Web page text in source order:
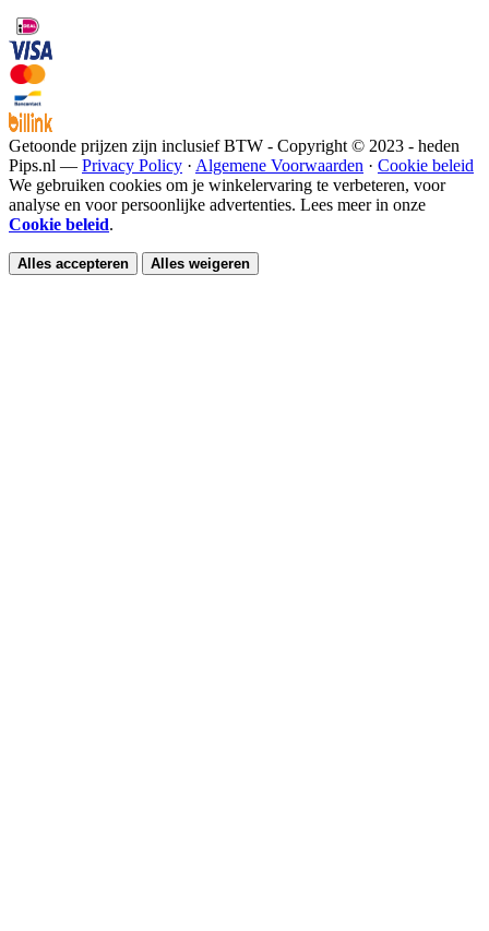
Getoonde prijzen zijn inclusief BTW - Copyright © 2023 - heden
Pips.nl — Privacy Policy · Algemene Voorwaarden · Cookie beleid
We gebruiken cookies om je winkelervaring te verbeteren, voor
analyse en voor persoonlijke advertenties. Lees meer in onze
Cookie beleid.
Alles accepteren Alles weigeren